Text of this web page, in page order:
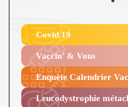
Covid 19
Vaccin’ & Vous
Enquête Calendrier
Leucodystrophie